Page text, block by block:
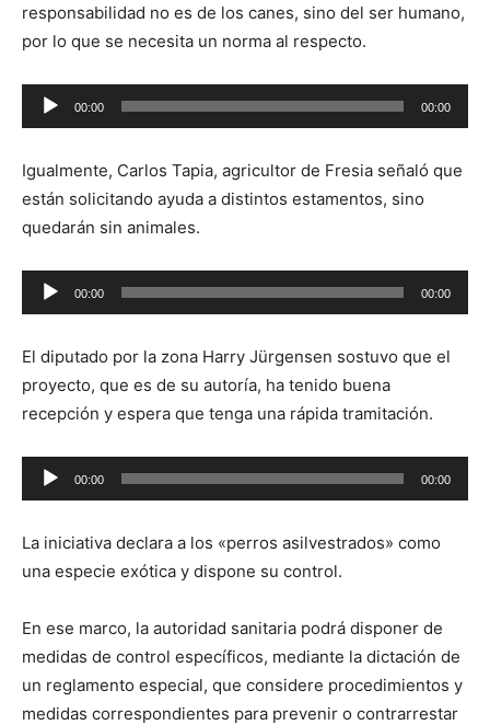
responsabilidad no es de los canes, sino del ser humano,
por lo que se necesita un norma al respecto.
Reproductor
de
00:00 00:00
Igualmente, Carlos Tapia, agricultor de Fresia señaló que
están solicitando ayuda a distintos estamentos, sino
quedarán sin animales.
Reproductor
de
00:00 00:00
El diputado por la zona Harry Jürgensen sostuvo que el
proyecto, que es de su autoría, ha tenido buena
recepción y espera que tenga una rápida tramitación.
Reproductor
de
00:00 00:00
La iniciativa declara a los «perros asilvestrados» como
una especie exótica y dispone su control.
En ese marco, la autoridad sanitaria podrá disponer de
medidas de control específicos, mediante la dictación de
un reglamento especial, que considere procedimientos y
medidas correspondientes para prevenir o contrarrestar